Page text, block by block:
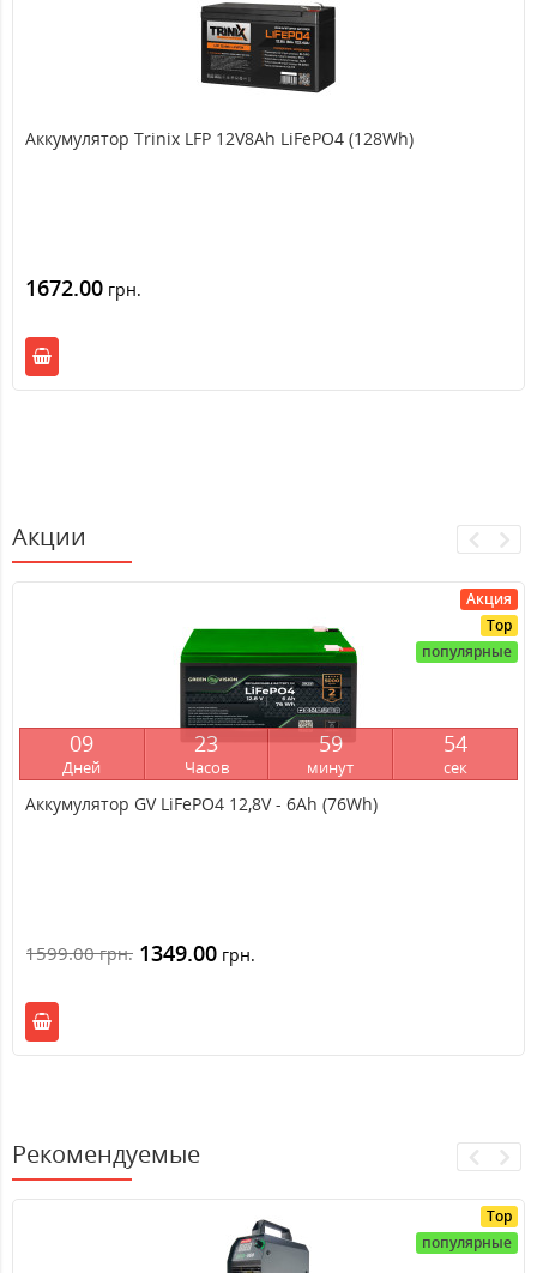
Аккумулятор Trinix LFP 12V8Ah LiFePO4 (128Wh)
1672.00 грн.
Акции
Акция
Top
популярные
09
Дней
23
Часов
59
минут
54
сек
Аккумулятор GV LiFePО4 12,8V - 6Ah (76Wh)
1599.00грн. 1349.00 грн.
Рекомендуемые
Top
популярные